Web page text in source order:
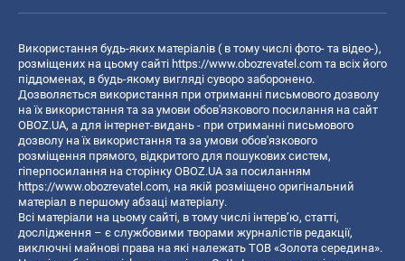
Використання будь-яких матеріалів ( в тому числі фото- та відео-),
розміщених на цьому сайті https://www.obozrevatel.com та всіх його
піддоменах, в будь-якому вигляді суворо заборонено.
Дозволяється використання при отриманні письмового дозволу
на їх використання та за умови обов'язкового посилання на сайт
OBOZ.UA, а для інтернет-видань - при отриманні письмового
дозволу на їх використання та за умови обов'язкового
розміщення прямого, відкритого для пошукових систем,
гіперпосилання на сторінку OBOZ.UA за посиланням
https://www.obozrevatel.com, на якій розміщено оригінальний
матеріал в першому абзаці матеріалу.
Всі матеріали на цьому сайті, в тому числі інтерв’ю, статті,
дослідження – є службовими творами журналістів редакції,
виключні майнові права на які належать ТОВ «Золота середина».